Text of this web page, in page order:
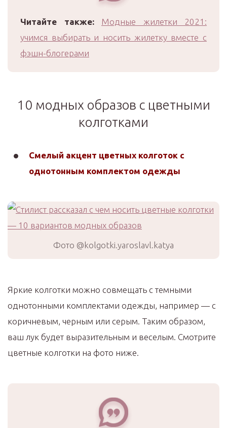
Читайте также:
Модные жилетки 2021:
учимся выбирать и носить жилетку вместе с
фэшн-блогерами
10 модных образов с цветными
колготками
Смелый акцент цветных колготок с
однотонным комплектом одежды
Фото @kolgotki.yaroslavl.katya
Яркие колготки можно совмещать с темными
однотонными комплектами одежды, например — с
коричневым, черным или серым. Таким образом,
ваш лук будет выразительным и веселым. Смотрите
цветные колготки на фото ниже.